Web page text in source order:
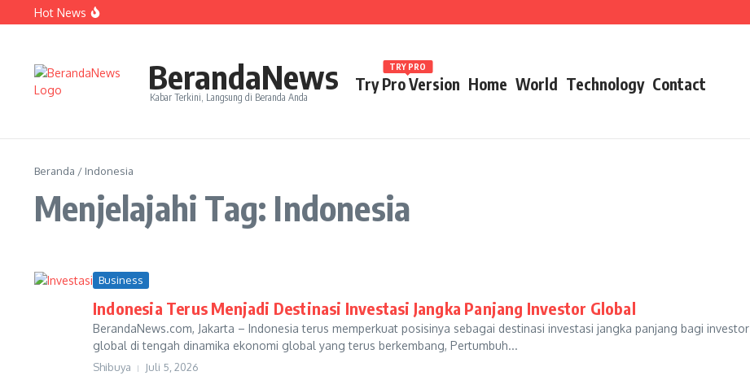
Lewati ke konten
Hot News
Janji Roberto Mancini usai Jadi Pelatih Timnas Italia
BerandaNews
Kabar Terkini, Langsung di Beranda Anda
Try Pro Version
TRY PRO
Home World Technology Contact
Beranda / Indonesia
Menjelajahi Tag: Indonesia
Business
Indonesia Terus Menjadi Destinasi Investasi Jangka Panjang Investor Global
BerandaNews.com, Jakarta – Indonesia terus memperkuat posisinya sebagai destinasi investasi jangka panjang bagi investor
global di tengah dinamika ekonomi global yang terus berkembang, Pertumbuh...
Shibuya Juli 5, 2026